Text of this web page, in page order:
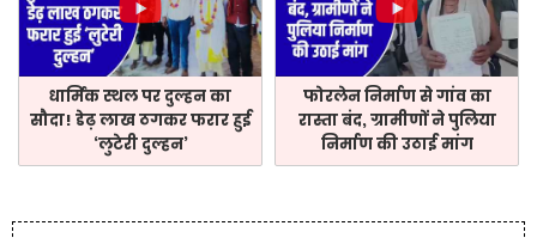
धार्मिक स्थल पर दुल्हन का
सौदा! डेढ़ लाख ठगकर फरार हुई
‘लुटेरी दुल्हन’
फोरलेन निर्माण से गांव का
रास्ता बंद, ग्रामीणों ने पुलिया
निर्माण की उठाई मांग